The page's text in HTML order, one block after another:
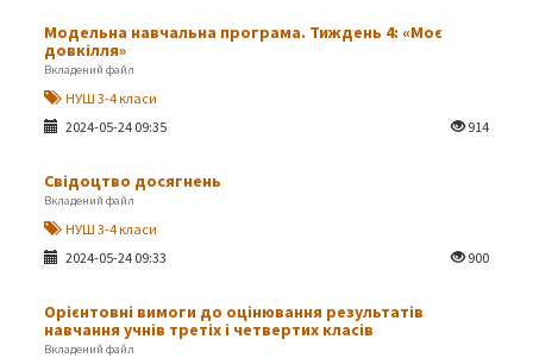
Модельна навчальна програма. Тиждень 4: «Моє
довкілля»
Вкладений файл
НУШ 3-4 класи
2024-05-24 09:35
914
Свідоцтво досягнень
Вкладений файл
НУШ 3-4 класи
2024-05-24 09:33
900
Орієнтовні вимоги до оцінювання результатів
навчання учнів третіх і четвертих класів
Вкладений файл